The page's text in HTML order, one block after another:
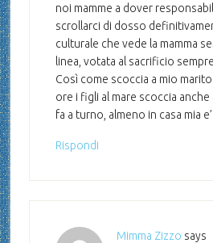
noi mamme a dover
scrollarci di dosso
culturale che vede la mamma
linea, votata al sacrificio
Così come scoccia a mio
ore i figli al mare scoccia anche
fa a turno, almeno in casa mia
Rispondi
Mimma Zizzo says